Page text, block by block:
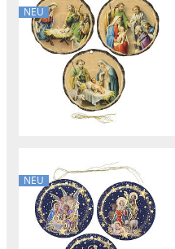
NEU
NEU